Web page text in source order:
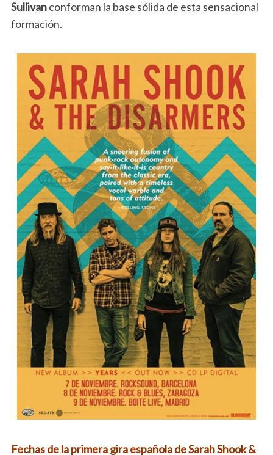
Sullivanconforman la base sólida de esta sensacional
formación.
Fechas de la primera gira española de Sarah Shook &